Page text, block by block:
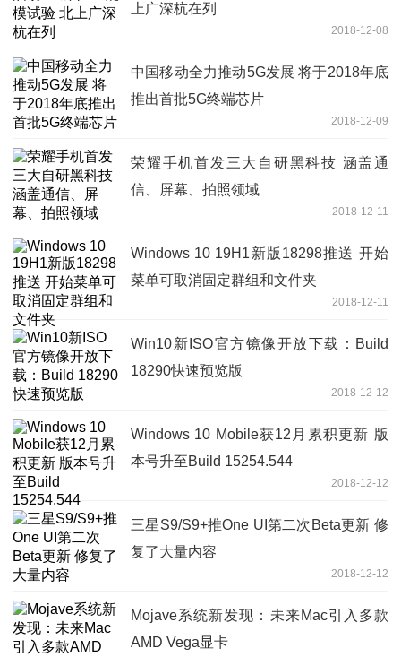
上广深杭在列
2018-12-08
中国移动全力推动5G发展 将于2018年底
推出首批5G终端芯片
2018-12-09
荣耀手机首发三大自研黑科技 涵盖通
信、屏幕、拍照领域
2018-12-11
Windows 10 19H1新版18298推送 开始
菜单可取消固定群组和文件夹
2018-12-11
Win10新ISO官方镜像开放下载：Build
18290快速预览版
2018-12-12
Windows 10 Mobile获12月累积更新 版
本号升至Build 15254.544
2018-12-12
三星S9/S9+推One UI第二次Beta更新 修
复了大量内容
2018-12-12
Mojave系统新发现：未来Mac引入多款
AMD Vega显卡